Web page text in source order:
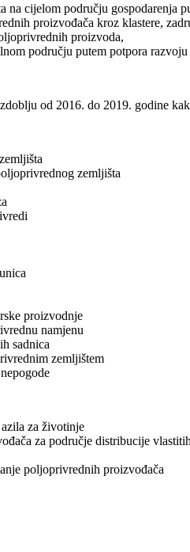
na cijelom području
proizvođača kroz klastere,
proizvoda,
području putem potpora
od 2016. do 2019. godine
zemljišta
proizvodnje
namjenu
sadnica
zemljištem
za životinje
za područje distribucije
poljoprivrednih proizvođača